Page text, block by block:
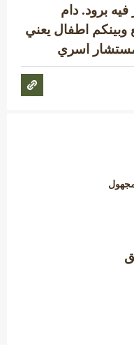
برود. دام
وبينكم اطفال يعني
مستشار اسري